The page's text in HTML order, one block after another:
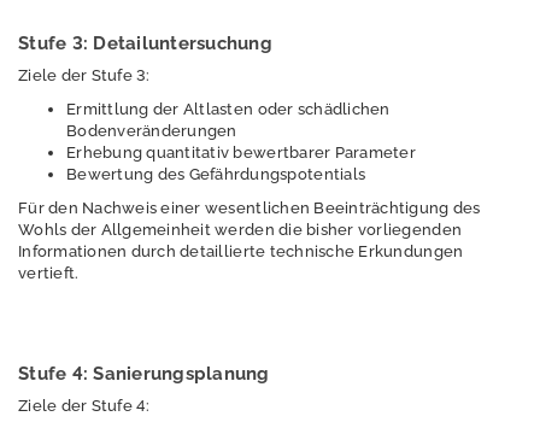
ti
o
b
e
r
Stufe 3: Detailuntersuchung
Ziele der Stufe 3:
Ermittlung der Altlasten oder schädlichen
Bodenveränderungen
Erhebung quantitativ bewertbarer Parameter
Bewertung des Gefährdungspotentials
Für den Nachweis einer wesentlichen Beeinträchtigung des
Wohls der Allgemeinheit werden die bisher vorliegenden
Informationen durch detaillierte technische Erkundungen
vertieft.
Stufe 4: Sanierungsplanung
Ziele der Stufe 4: